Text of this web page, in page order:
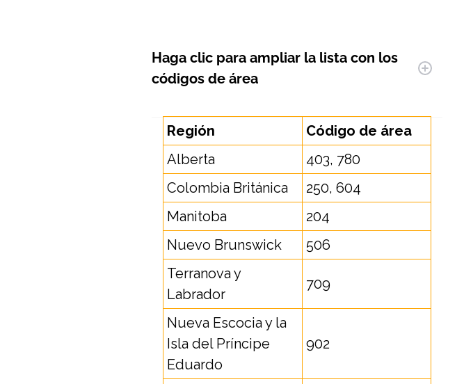
Haga clic para ampliar la lista con los
códigos de área
Región
Código de área
Alberta
403, 780
Colombia Británica
250, 604
Manitoba
204
Nuevo Brunswick
506
Terranova y
Labrador
709
Nueva Escocia y la
Isla del Príncipe
Eduardo
902